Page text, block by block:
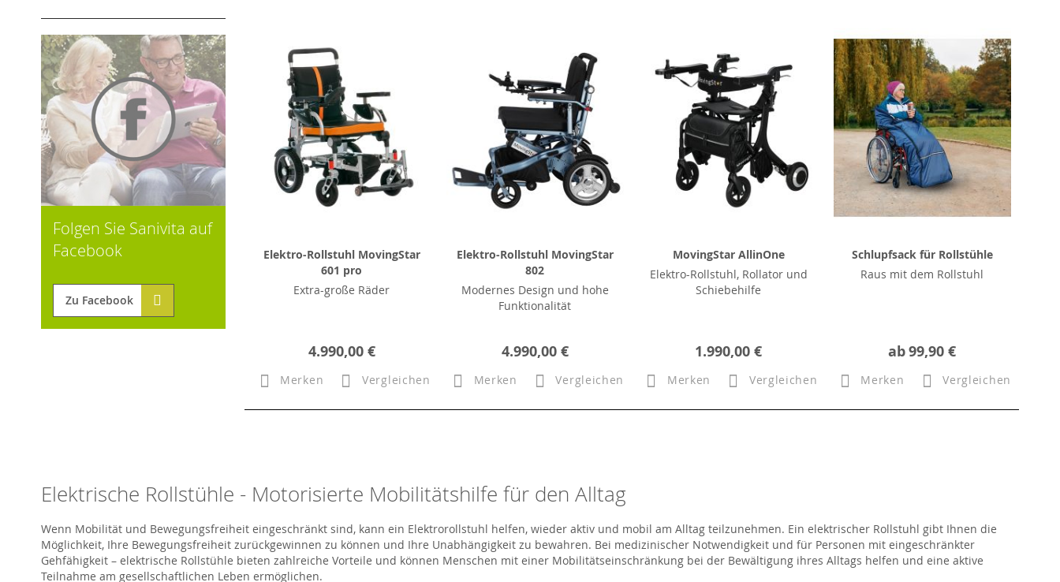
Elektro-Rollstuhl MovingStar
601 pro
Extra-große Räder
4.990,00 €
Merken Vergleichen
Elektro-Rollstuhl MovingStar
802
Modernes Design und hohe
Funktionalität
4.990,00 €
Merken Vergleichen
MovingStar AllinOne
Elektro-Rollstuhl, Rollator und
Schiebehilfe
1.990,00 €
Merken Vergleichen
Schlupfsack für Rollstühle
Raus mit dem Rollstuhl
ab99,90 €
Merken Vergleichen
Folgen Sie Sanivita auf
Facebook
Zu Facebook
Elektrische Rollstühle - Motorisierte Mobilitätshilfe für den Alltag
Wenn Mobilität und Bewegungsfreiheit eingeschränkt sind, kann ein Elektrorollstuhl helfen, wieder aktiv und mobil am Alltag teilzunehmen. Ein elektrischer Rollstuhl gibt Ihnen die
Möglichkeit, Ihre Bewegungsfreiheit zurückgewinnen zu können und Ihre Unabhängigkeit zu bewahren. Bei medizinischer Notwendigkeit und für Personen mit eingeschränkter
Gehfähigkeit – elektrische Rollstühle bieten zahlreiche Vorteile und können Menschen mit einer Mobilitätseinschränkung bei der Bewältigung ihres Alltags helfen und eine aktive
Teilnahme am gesellschaftlichen Leben ermöglichen.